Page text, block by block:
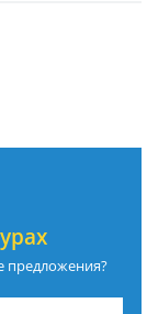
предложения?